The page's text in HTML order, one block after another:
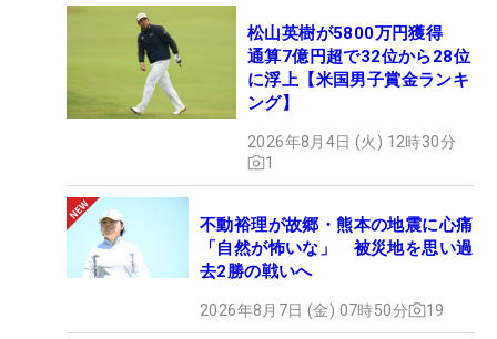
松山英樹が5800万円獲得
通算7億円超で32位から28位
に浮上【米国男子賞金ランキ
ング】
2026年8月4日 (火) 12時30分
1
不動裕理が故郷・熊本の地震に心痛
「自然が怖いな」 被災地を思い過
去2勝の戦いへ
2026年8月7日 (金) 07時50分 19